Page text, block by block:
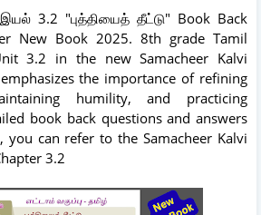
இயல் 3.2 "புத்தியைத் தீட்டு" Book Back
New Book 2025. 8th grade Tamil
3.2 in the new Samacheer Kalvi
the importance of refining
humility, and practicing
book back questions and answers
can refer to the Samacheer Kalvi
3.2